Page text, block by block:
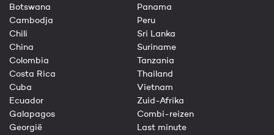
Botswana
Cambodja
Chili
China
Colombia
Costa Rica
Cuba
Ecuador
Galapagos
Georgië
Panama
Peru
Sri Lanka
Suriname
Tanzania
Thailand
Vietnam
Zuid-Afrika
Combi-reizen
Last minute